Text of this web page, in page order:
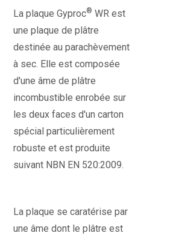
La plaque Gyproc® WR est
une plaque de plâtre
destinée au parachèvement
à sec. Elle est composée
d'une âme de plâtre
incombustible enrobée sur
les deux faces d'un carton
spécial particulièrement
robuste et est produite
suivant NBN EN 520:2009.
La plaque se caratérise par
une âme dont le plâtre est